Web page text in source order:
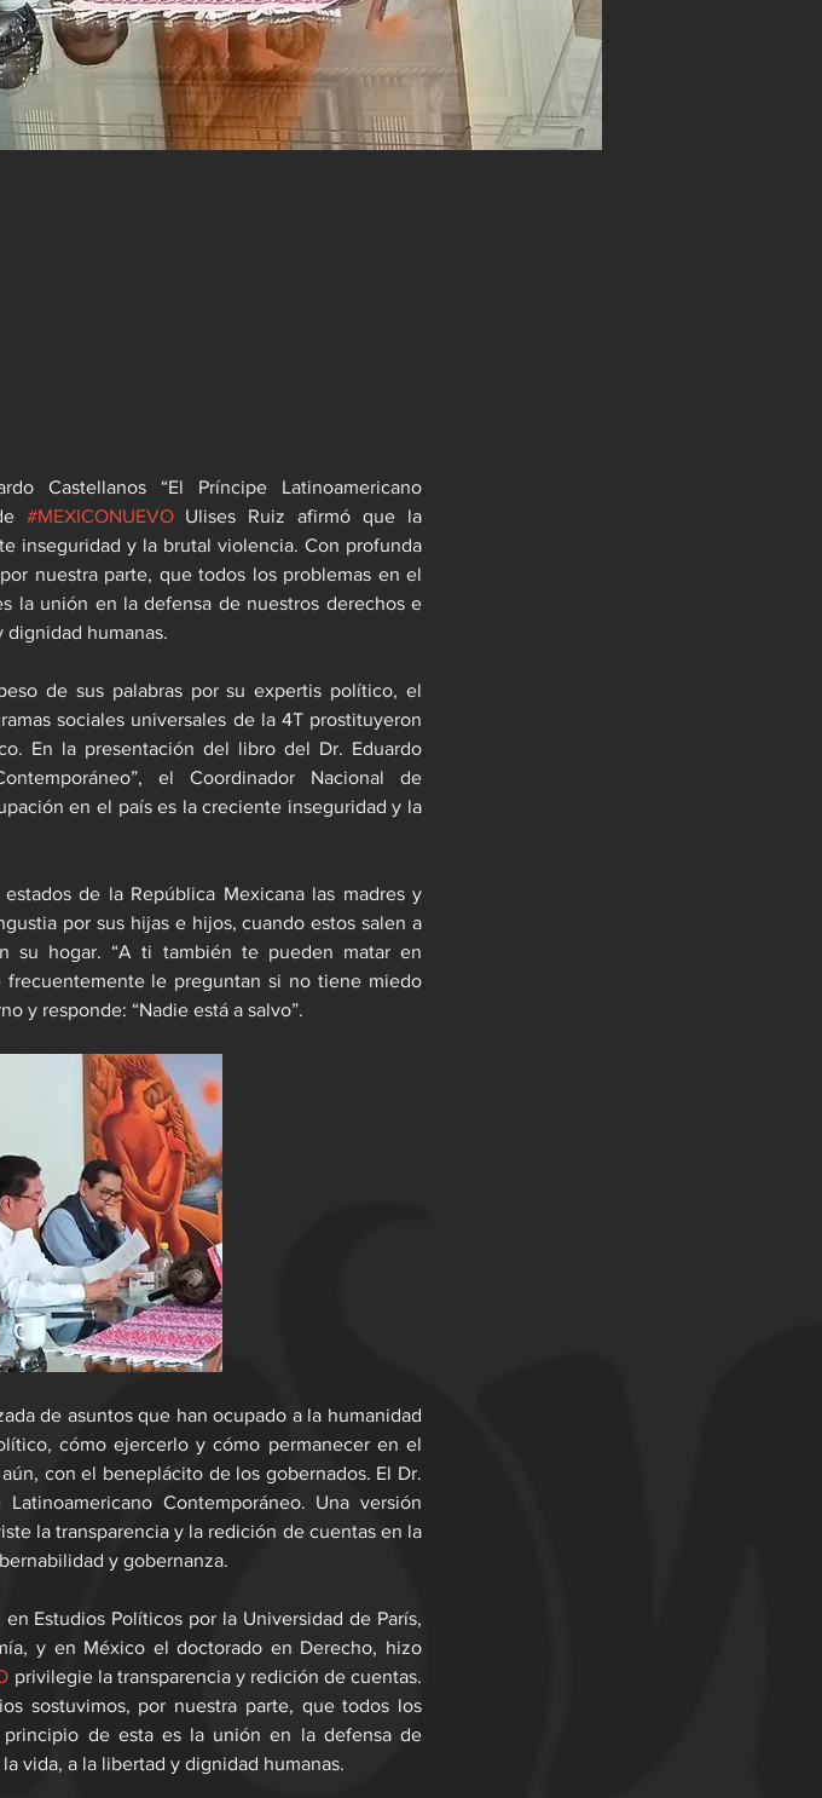
Castellanos “El Príncipe Latinoamericano
#MEXICONUEVO Ulises Ruiz afirmó que la
inseguridad y la brutal violencia. Con profunda
nuestra parte, que todos los problemas en el
la unión en la defensa de nuestros derechos e
dignidad humanas.
de sus palabras por su expertis político, el
sociales universales de la 4T prostituyeron
En la presentación del libro del Dr. Eduardo
en el país es la creciente inseguridad y la
de la República Mexicana las madres y
por sus hijas e hijos, cuando estos salen a
su hogar. “A ti también te pueden matar en
frecuentemente le preguntan si no tiene miedo
y responde: “Nadie está a salvo”.
de asuntos que han ocupado a la humanidad
cómo ejercerlo y cómo permanecer en el
con el beneplácito de los gobernados. El Dr.
Contemporáneo. Una versión
la transparencia y la redición de cuentas en la
y gobernanza.
Estudios Políticos por la Universidad de París,
y en México el doctorado en Derecho, hizo
privilegie la transparencia y redición de cuentas.
sostuvimos, por nuestra parte, que todos los
de esta es la unión en la defensa de
vida, a la libertad y dignidad humanas.